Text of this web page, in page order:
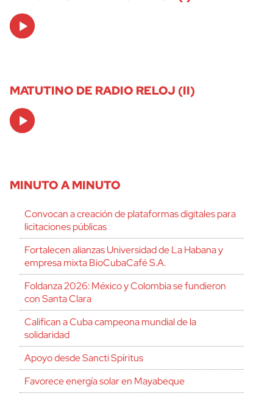
Audio
Player
MATUTINO DE RADIO RELOJ (II)
Audio
Player
MINUTO A MINUTO
Convocan a creación de plataformas digitales para
licitaciones públicas
Fortalecen alianzas Universidad de La Habana y
empresa mixta BioCubaCafé S.A.
Foldanza 2026: México y Colombia se fundieron
con Santa Clara
Califican a Cuba campeona mundial de la
solidaridad
Apoyo desde Sancti Spíritus
Favorece energía solar en Mayabeque